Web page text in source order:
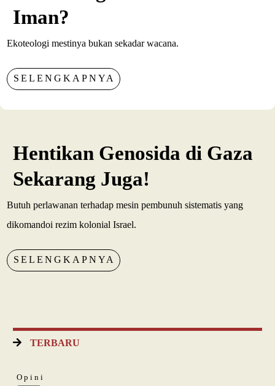
Iman?
Ekoteologi mestinya bukan sekadar wacana.
SELENGKAPNYA
Hentikan Genosida di Gaza
Sekarang Juga!
Butuh perlawanan terhadap mesin pembunuh sistematis yang
dikomandoi rezim kolonial Israel.
SELENGKAPNYA
TERBARU
Opini